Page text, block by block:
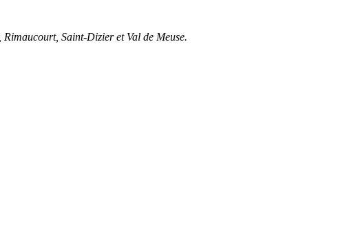
Saint-Dizier et Val de Meuse.